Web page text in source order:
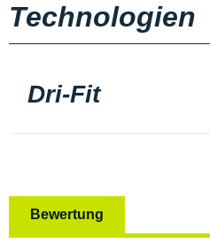
Technologien
Dri-Fit
Bewertung